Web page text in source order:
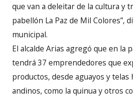
que van a deleitar de la cultura y
pabellón La Paz de Mil Colores”,
municipal.
El alcalde Arias agregó que en la
tendrá 37 emprendedores que
productos, desde aguayos y telas
andinos, como la quinua y otros